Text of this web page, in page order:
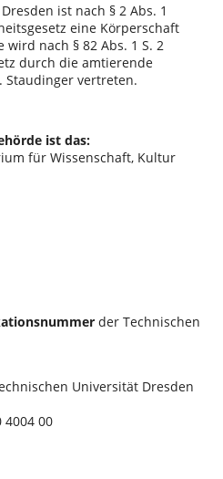
ist nach § 2 Abs. 1
eine Körperschaft
nach § 82 Abs. 1 S. 2
durch die amtierende
Staudinger vertreten.
ist das:
für Wissenschaft, Kultur
der Technischen
Universität Dresden
4004 00